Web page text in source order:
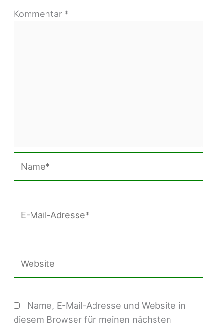
Kommentar *
Mail-
Name, E-Mail-Adresse und Website in
diesem Browser für meinen nächsten